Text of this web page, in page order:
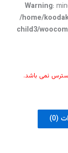
Warning:
/home/
child3/
نمی باشد.
(0)